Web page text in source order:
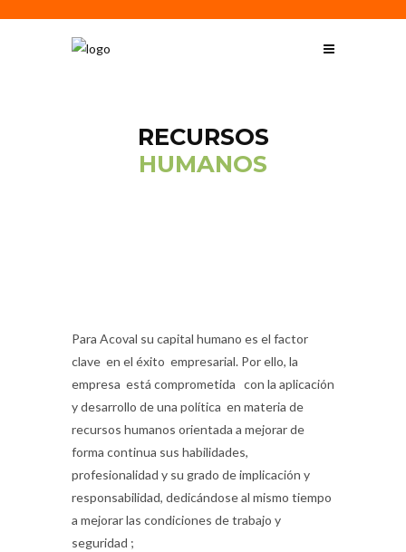
RECURSOS
HUMANOS
Para Acoval su capital humano es el factor
clave en el éxito empresarial. Por ello, la
empresa está comprometida con la aplicación
y desarrollo de una política en materia de
recursos humanos orientada a mejorar de
forma continua sus habilidades,
profesionalidad y su grado de implicación y
responsabilidad, dedicándose al mismo tiempo
a mejorar las condiciones de trabajo y
seguridad ;